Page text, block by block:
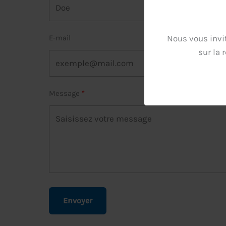
Nous vous
sur la
E-mail
Message
Envoyer